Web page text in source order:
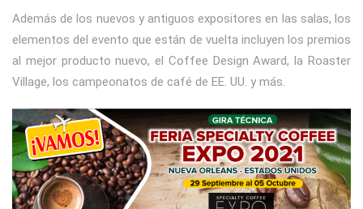
Además de los nuevos y antiguos expositores en las salas, los
elementos del evento que están de vuelta incluyen los premios
al mejor producto nuevo, el Coffee Design Award, la Roaster
Village, los campeonatos de café de EE. UU. y más.